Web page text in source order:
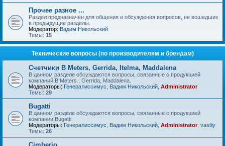
Прочее разное ...
Раздел предназначен для общения и обсуждения вопросов, не вошедших
в предыдущие разделы.
Модератор: Вадим Никольский
Темы: 15
Технические вопросы (по производителям и брендам)
Счетчики B Meters, Gerrida, Itelma, Maddalena
В данном разделе обсуждаются вопросы, связанные с продукцией
компаний B Meters , Gerrida, Maddalena.
Модераторы: Генералиссимус Вадим Никольский Administrator
Темы: 29
Bugatti
В данном разделе обсуждаются вопросы, связанные с продукцией
компании Bugatti.
Модераторы: Генералиссимус Вадим Никольский Administrator, vasiliy
Темы: 26